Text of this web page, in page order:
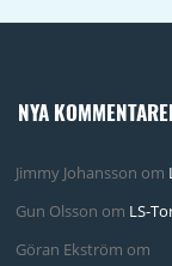
NYA
Jimmy Johansson om
Gun Olsson om LS-
Göran Ekström om